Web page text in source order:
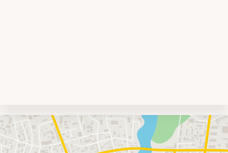
Umgebungskarte
mit
Feuerwehr-